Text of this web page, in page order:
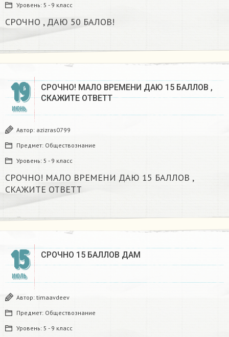
Уровень: 5 - 9 класс
СРОЧНО , ДАЮ 50 БАЛОВ! ​
19
ИЮНЬ
СРОЧНО! МАЛО ВРЕМЕНИ ДАЮ 15 БАЛЛОВ ,
СКАЖИТЕ ОТВЕТТ
Автор: azizras0799
Предмет: Обществознание
Уровень: 5 - 9 класс
СРОЧНО! МАЛО ВРЕМЕНИ ДАЮ 15 БАЛЛОВ ,
СКАЖИТЕ ОТВЕТТ
15
ИЮЛЬ
СРОЧНО 15 БАЛЛОВ ДАМ​
Автор: timaavdeev
Предмет: Обществознание
Уровень: 5 - 9 класс